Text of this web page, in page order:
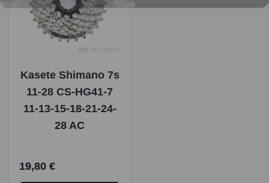
Kasete Shimano 7s
11-28 CS-HG41-7
11-13-15-18-21-24-
28 AC
19,80 €